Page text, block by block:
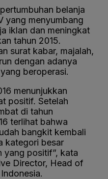
belanja
yang menyumbang
iklan dan meningkat
tahun 2015.
surat kabar, majalah,
dengan adanya
beroperasi.
menunjukkan
positif. Setelah
di tahun
terlihat bahwa
bangkit kembali
kategori besar
yang positif”, kata
Director, Head of